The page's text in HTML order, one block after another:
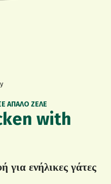
with
ΑΠΑΛΟ ΖΕΛΕ
ενήλικες γάτες